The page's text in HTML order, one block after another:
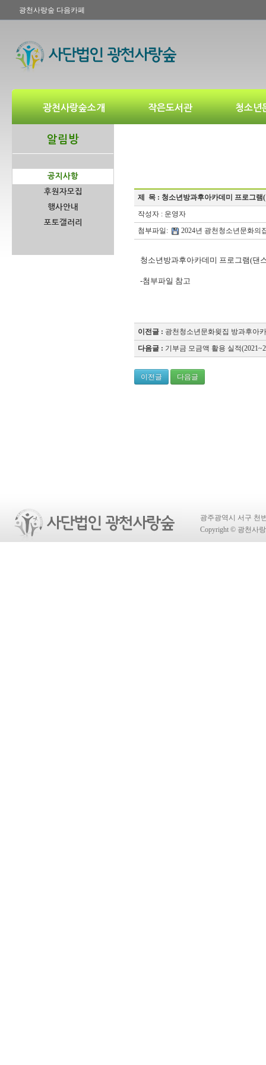
광천사랑숲 다음카페
광천사랑숲소개 작은도서관 청소년
알림방
공지사항
후원자모집
행사안내
포토갤러리
제 목 : 청소년방과후아카데미 프로그램
작성자 : 운영자
첨부파일:
2024년 광천청소년문화의
청소년방과후아카데미 프로그램(댄
-첨부파일 참고
이전글 : 광천청소년문화읮집 방과후아
다음글 : 기부금 모금액 활용 실적
이전글 다음글
광주광역시 서구 천
Copyright © 광천사